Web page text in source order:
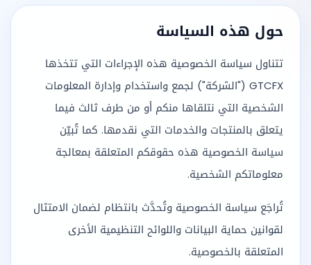
حول هذه السياسة
تتناول سياسة الخصوصية هذه الإجراءات التي تتخذها
GTCFX ("الشركة") لجمع واستخدام وإدارة المعلومات
الشخصية التي نتلقاها منكم أو من طرف ثالث فيما
يتعلق بالمنتجات والخدمات التي نقدمها. كما تُبيّن
سياسة الخصوصية هذه حقوقكم المتعلقة بمعالجة
معلوماتكم الشخصية.
تُراجَع سياسة الخصوصية وتُحدَّث بانتظام لضمان الامتثال
لقوانين حماية البيانات واللوائح التنظيمية الأخرى
المتعلقة بالخصوصية.